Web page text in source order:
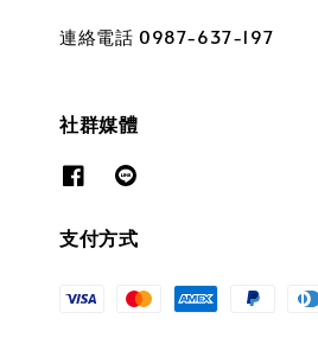
連絡電話 0987-637-197
社群媒體
支付方式